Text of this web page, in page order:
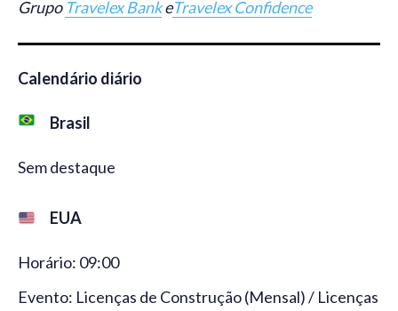
Grupo Travelex BankeTravelex Confidence
Calendário diário
Brasil
Sem destaque
EUA
Horário: 09:00
Evento: Licenças de Construção (Mensal) / Licenças